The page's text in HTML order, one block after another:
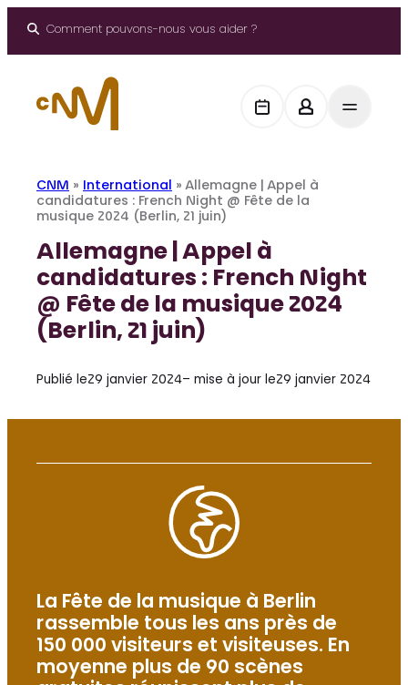
Comment pouvons-nous vous aider ?
CNM » International » Allemagne | Appel à
candidatures : French Night @ Fête de la
musique 2024 (Berlin, 21 juin)
Allemagne | Appel à
candidatures : French Night
@ Fête de la musique 2024
(Berlin, 21 juin)
Publié le29 janvier 2024– mise à jour le29 janvier 2024
La Fête de la musique à Berlin
rassemble tous les ans près de
150 000 visiteurs et visiteuses. En
moyenne plus de 90 scènes